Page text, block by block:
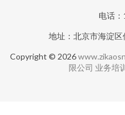
电话
地址：北京市海淀
Copyright © 2026
限公司 业务培